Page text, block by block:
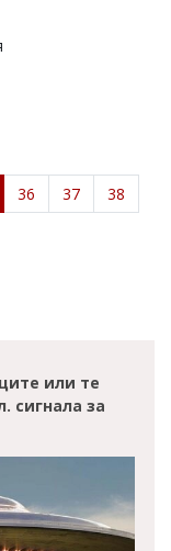
36 37 38
или те
сигнала за